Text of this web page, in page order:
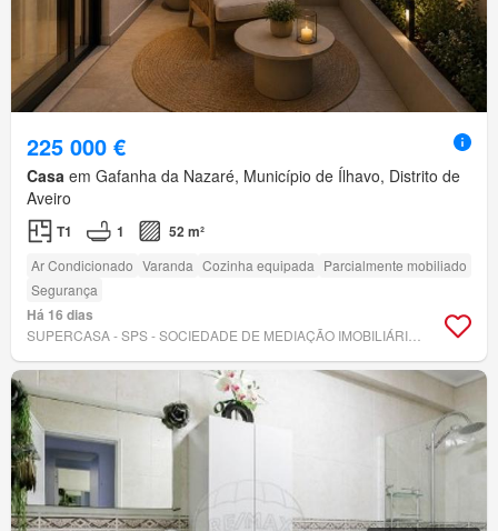
225 000 €
Casa em Gafanha da Nazaré, Município de Ílhavo, Distrito de
Aveiro
T1 1 52 m²
Ar Condicionado Varanda Cozinha equipada Parcialmente mobiliado
Segurança
Há 16 dias